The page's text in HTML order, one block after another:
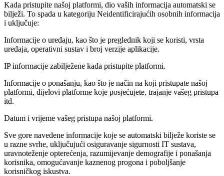
Kada pristupite našoj platformi, dio vaših informacija automatski se
bilježi. To spada u kategoriju Neidentificirajućih osobnih informacija
i uključuje:
Informacije o uređaju, kao što je preglednik koji se koristi, vrsta
uređaja, operativni sustav i broj verzije aplikacije.
IP informacije zabilježene kada pristupite platformi.
Informacije o ponašanju, kao što je način na koji pristupate našoj
platformi, dijelovi platforme koje posjećujete, trajanje vašeg pristupa
itd.
Datum i vrijeme vašeg pristupa našoj platformi.
Sve gore navedene informacije koje se automatski bilježe koriste se
u razne svrhe, uključujući osiguravanje sigurnosti IT sustava,
uravnoteženje opterećenja, razumijevanje demografije i ponašanja
korisnika, omogućavanje kaznenog progona i poboljšanje
korisničkog iskustva.